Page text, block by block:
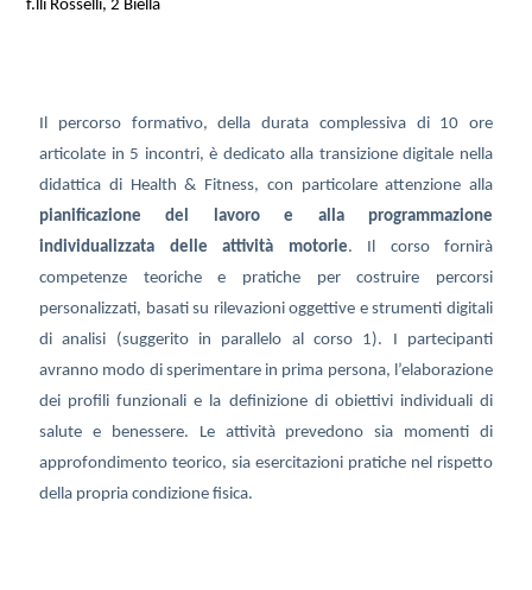
f.lli Rosselli, 2 Biella
Il percorso formativo, della durata complessiva di 10 ore
articolate in 5 incontri, è dedicato alla transizione digitale nella
didattica di Health & Fitness, con particolare attenzione alla
pianificazione del lavoro e alla programmazione
individualizzata delle attività motorie. Il corso fornirà
competenze teoriche e pratiche per costruire percorsi
personalizzati, basati su rilevazioni oggettive e strumenti digitali
di analisi (suggerito in parallelo al corso 1). I partecipanti
avranno modo di sperimentare in prima persona, l’elaborazione
dei profili funzionali e la definizione di obiettivi individuali di
salute e benessere. Le attività prevedono sia momenti di
approfondimento teorico, sia esercitazioni pratiche nel rispetto
della propria condizione fisica.